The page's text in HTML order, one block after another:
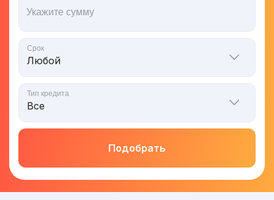
Укажите сумму
Срок
Тип кредита
Подобрать